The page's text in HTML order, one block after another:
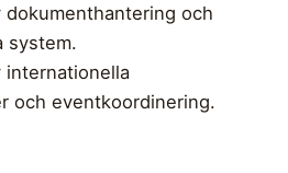
dokumenthantering och
system.
internationella
och eventkoordinering.